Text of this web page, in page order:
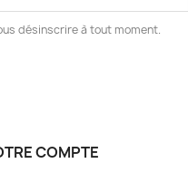
désinscrire à tout moment.
COMPTE